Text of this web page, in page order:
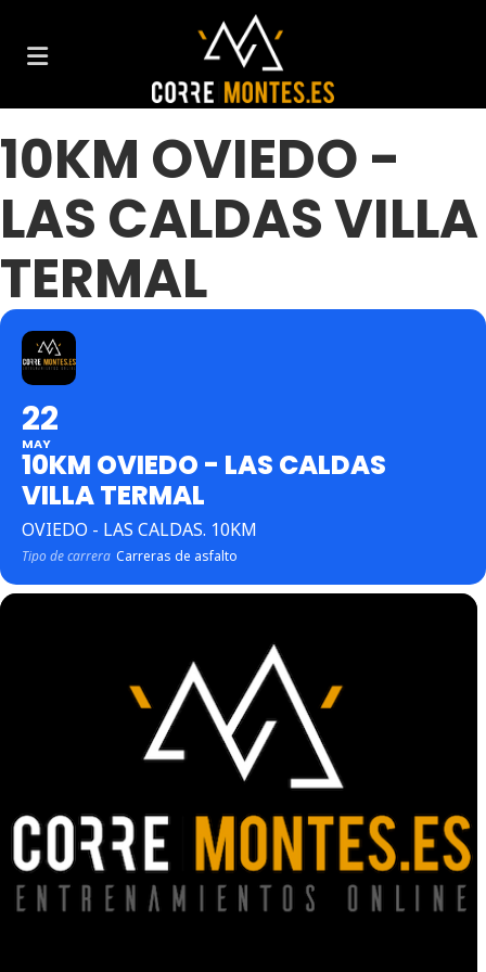
10KM OVIEDO -
LAS CALDAS VILLA
TERMAL
22
MAY
10KM OVIEDO - LAS CALDAS
VILLA TERMAL
OVIEDO - LAS CALDAS. 10KM
Tipo de carrera Carreras de asfalto